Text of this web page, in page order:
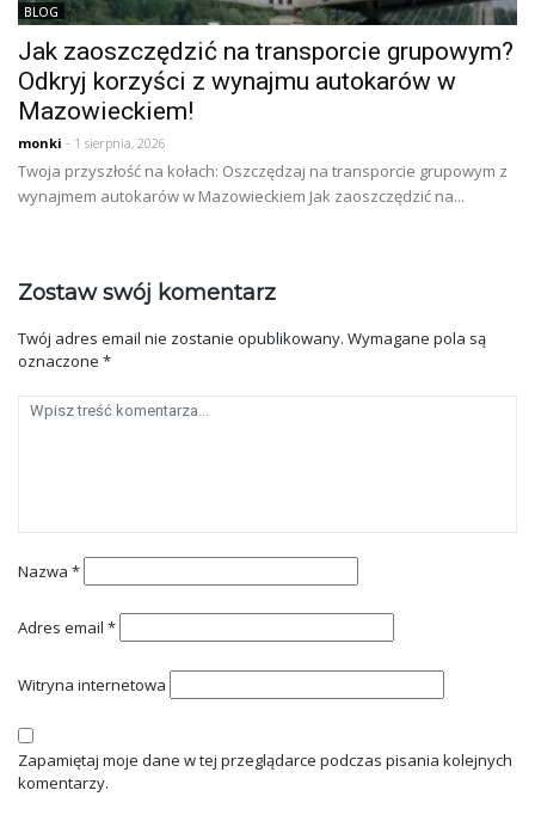
BLOG
Jak zaoszczędzić na transporcie grupowym?
Odkryj korzyści z wynajmu autokarów w
Mazowieckiem!
monki - 1 sierpnia, 2026
Twoja przyszłość na kołach: Oszczędzaj na transporcie grupowym z
wynajmem autokarów w Mazowieckiem Jak zaoszczędzić na...
Zostaw swój komentarz
Twój adres email nie zostanie opublikowany. Wymagane pola są
oznaczone *
Nazwa *
Adres email *
Witryna internetowa
Zapamiętaj moje dane w tej przeglądarce podczas pisania kolejnych
komentarzy.